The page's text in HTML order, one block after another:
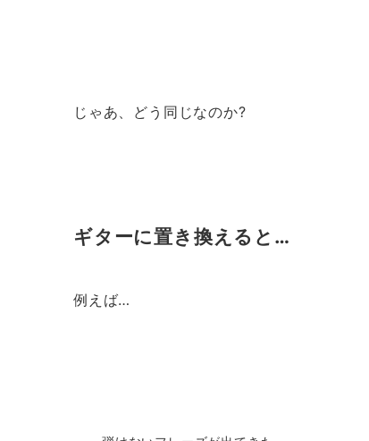
じゃあ、どう同じなのか?
ギターに置き換えると…
例えば…